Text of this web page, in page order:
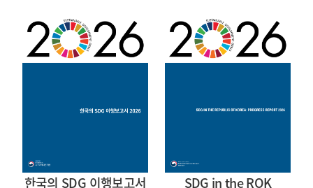
한국의 SDG 이행보고서
SDG in the ROK